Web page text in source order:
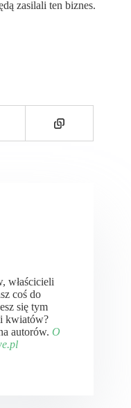
zasilali ten biznes.
właścicieli
coś do
się tym
kwiatów?
autorów. O